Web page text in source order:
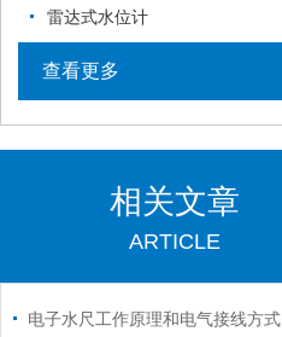
雷达式水位计
查看更多
相关文章
ARTICLE
电子水尺工作原理和电气接线方式